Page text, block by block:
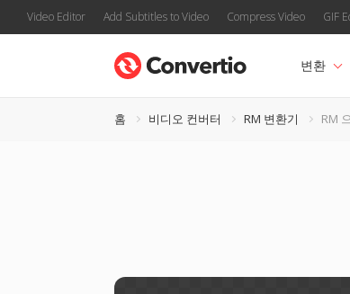
Video Editor Add Subtitles to Video Compress Video GIF
변환
홈 비디오 컨버터 RM 변환기 RM